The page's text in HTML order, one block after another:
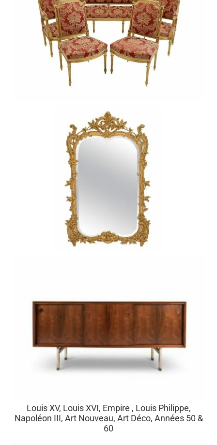
Louis XV, Louis XVI, Empire , Louis Philippe,
Napoléon III, Art Nouveau, Art Déco, Années 50 &
60